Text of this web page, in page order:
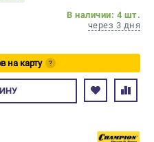
В наличии: 4 шт.
через 3 дня
на карту ?